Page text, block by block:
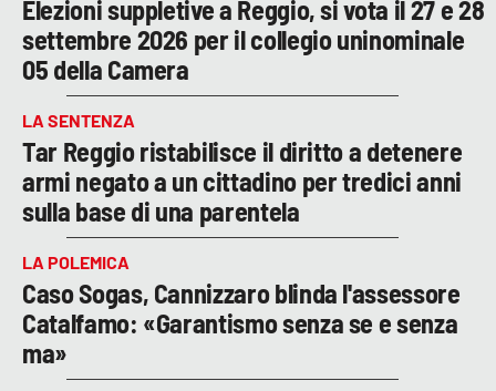
Elezioni suppletive a Reggio, si vota il 27 e 28
settembre 2026 per il collegio uninominale
05 della Camera
LA SENTENZA
Tar Reggio ristabilisce il diritto a detenere
armi negato a un cittadino per tredici anni
sulla base di una parentela
LA POLEMICA
Caso Sogas, Cannizzaro blinda l'assessore
Catalfamo: «Garantismo senza se e senza
ma»